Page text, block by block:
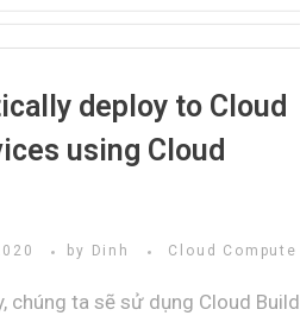
deploy to Cloud
using Cloud
by Dinh Cloud Compute
chúng ta sẽ sử dụng Cloud Build